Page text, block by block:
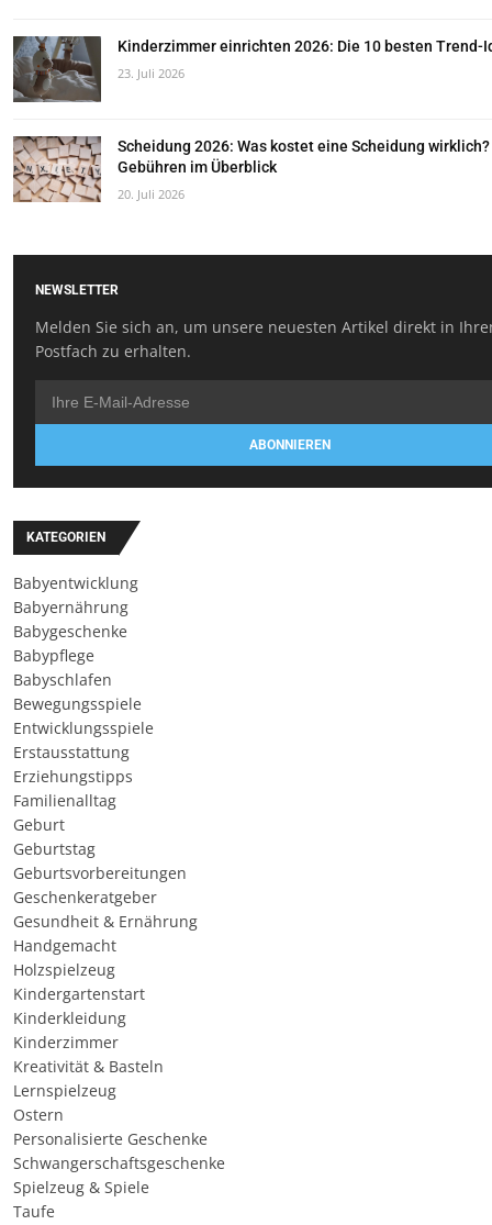
Kinderzimmer einrichten 2026: Die 10 besten Trend-
23. Juli 2026
Scheidung 2026: Was kostet eine Scheidung
Gebühren im Überblick
20. Juli 2026
NEWSLETTER
Melden Sie sich an, um unsere neuesten Artikel direkt in
Postfach zu erhalten.
ABONNIEREN
KATEGORIEN
Babyentwicklung
Babyernährung
Babygeschenke
Babypflege
Babyschlafen
Bewegungsspiele
Entwicklungsspiele
Erstausstattung
Erziehungstipps
Familienalltag
Geburt
Geburtstag
Geburtsvorbereitungen
Geschenkeratgeber
Gesundheit & Ernährung
Handgemacht
Holzspielzeug
Kindergartenstart
Kinderkleidung
Kinderzimmer
Kreativität & Basteln
Lernspielzeug
Ostern
Personalisierte Geschenke
Schwangerschaftsgeschenke
Spielzeug & Spiele
Taufe